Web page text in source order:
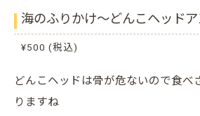
海のふりかけ～どんこヘッド
¥500 (税込)
どんこヘッドは骨が危ないので食べ
りますね